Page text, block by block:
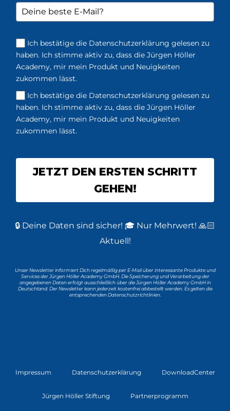
Ich bestätige die Datenschutzerklärung gelesen zu
haben. Ich stimme aktiv zu, dass die Jürgen Höller
Academy, mir mein Produkt und Neuigkeiten
zukommen lässt.
Ich bestätige die Datenschutzerklärung gelesen zu
haben. Ich stimme aktiv zu, dass die Jürgen Höller
Academy, mir mein Produkt und Neuigkeiten
zukommen lässt.
JETZT DEN ERSTEN SCHRITT
GEHEN!
🔒 Deine Daten sind sicher! 🎓 Nur Mehrwert! 🙏🏻
Aktuell!
Unser Newsletter informiert Dich regelmäßig per E-Mail über interessante Produkte und
Services der Jürgen Höller Academy GmbH. Die Speicherung und Verarbeitung der
angegebenen Daten erfolgt ausschließlich über die Jürgen Höller Academy GmbH in
Deutschland. Der Newsletter kann jederzeit kostenfrei abbestellt werden. Es gelten die
entsprechenden Datenschutzrichtlinien.
Impressum Datenschutzerklärung DownloadCenter
Jürgen Höller Stiftung Partnerprogramm